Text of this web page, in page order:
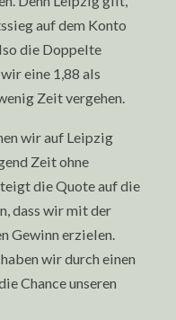
auf dem Konto
die Doppelte
eine 1,88 als
Zeit vergehen.
wir auf Leipzig
Zeit ohne
die Quote auf die
dass wir mit der
Gewinn erzielen.
wir durch einen
Chance unseren